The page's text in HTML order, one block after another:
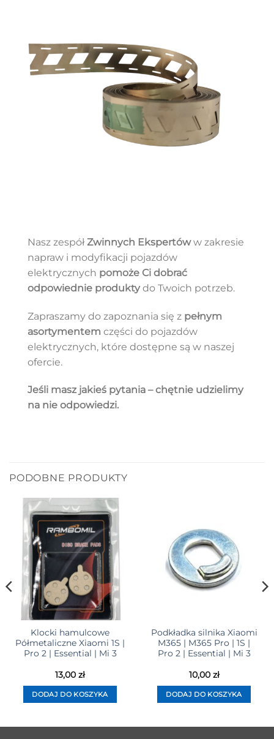
Nasz zespółZwinnych Ekspertóww zakresie
napraw i modyfikacji pojazdów
elektrycznych pomoże Ci dobrać
odpowiednie produktydo Twoich potrzeb.
Zapraszamy do zapoznania się z pełnym
asortymentem części do pojazdów
elektrycznych, które dostępne są w naszej
ofercie.
Jeśli masz jakieś pytania – chętnie udzielimy
na nie odpowiedzi.
PODOBNE PRODUKTY
Klocki hamulcowe
Półmetaliczne Xiaomi 1S |
Pro 2 | Essential | Mi 3
13,00 zł
DODAJ DO KOSZYKA
Podkładka silnika Xiaomi
M365 | M365 Pro | 1S |
Pro 2 | Essential | Mi 3
10,00 zł
DODAJ DO KOSZYKA